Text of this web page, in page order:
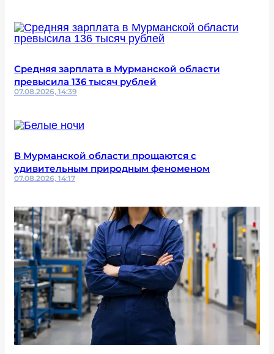
Средняя зарплата в Мурманской области
превысила 136 тысяч рублей
07.08.2026, 14:39
В Мурманской области прощаются с
удивительным природным феноменом
07.08.2026, 14:17